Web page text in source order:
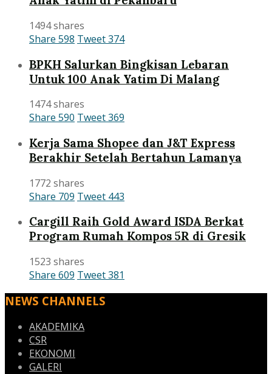
1494 shares
Share 598 Tweet374
BPKH Salurkan Bingkisan Lebaran
Untuk 100 Anak Yatim Di Malang
1474 shares
Share 590 Tweet369
Kerja Sama Shopee dan J&T Express
Berakhir Setelah Bertahun Lamanya
1772 shares
Share 709 Tweet 443
Cargill Raih Gold Award ISDA Berkat
Program Rumah Kompos 5R di Gresik
1523 shares
Share 609 Tweet381
NEWS CHANNELS
AKADEMIKA
CSR
EKONOMI
GALERI